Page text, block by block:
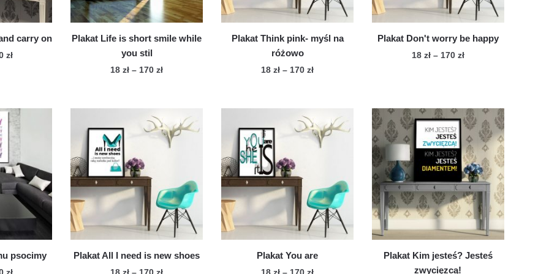
stronie
produktu
produktu
stronie
produktu
carry on
złZakres
do
170 zł
Plakat Life is short smile while
you stil
18zł – 170złZakres
do
170 zł
produkt
ma
wariantów.
Opcje
można
wybrać
na
stronie
Plakat Think pink- myśl na
różowo
18zł – 170złZakres
do
170 zł
produkt
ma
wariantów.
Opcje
można
wybrać
na
stronie
Plakat Don't worry be happy
18 zł – 170 złZakres
do
170 zł
ma
wiele
wariantów.
Opcje
można
wybrać
na
stronie
produktu
psocimy
Zakres
Plakat All I need is new shoes
Zakres
Plakat You are
Zakres
Plakat Kim jesteś? Jesteś
zwycięzcą!